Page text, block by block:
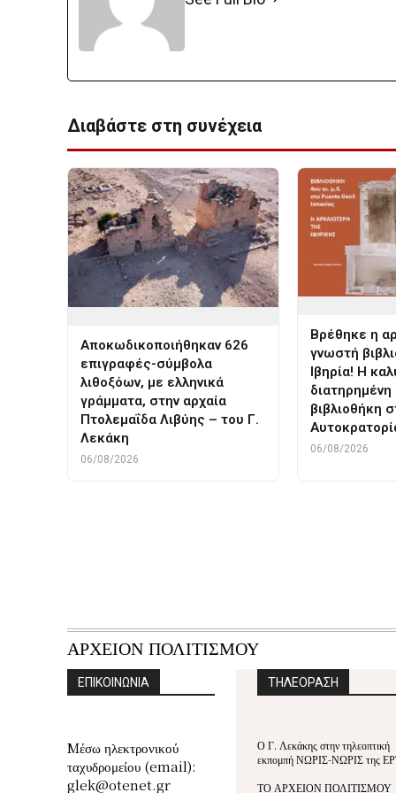
Διαβάστε στη συνέχεια
Αποκωδικοποιήθηκαν 626
επιγραφές-σύμβολα
λιθοξόων, με ελληνικά
γράμματα, στην αρχαία
Πτολεμαΐδα Λιβύης – του Γ.
Λεκάκη
06/08/2026
Βρέθηκε η
γνωστή
Ιβηρία! Η
διατηρημένη
βιβλιοθήκη
06/08/2026
ΑΡΧΕΙΟΝ ΠΟΛΙΤΙΣΜΟΥ
ΕΠΙΚΟΙΝΩΝΙΑ
Mέσω ηλεκτρονικού
ταχυδρομείου (email):
glek@otenet.gr
ΤΗΛΕΟΡΑΣΗ
Ο Γ. Λεκάκης στην τηλεοπτική
εκπομπή ΝΩΡΙΣ-ΝΩΡΙΣ της
ΤΟ ΑΡΧΕΙΟΝ ΠΟΛΙΤΙΣΜΟΥ